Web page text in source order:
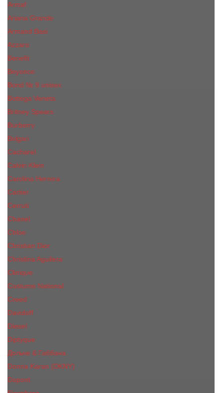
Armaf
Ariana Grande
Armand Basi
Azzaro
Benefit
Beyonce
Bond № 9 unisex
Bottega Veneta
Britney Spears
Burberry
Bvlgari
Cacharel
Calvin Klein
Carolina Herrera
Cartier
Cerruti
Сhanеl
Chloe
Christian Dior
Christina Aguilera
Сliniquе
Costume National
Creed
Davidoff
Diesel
Diptyque
Дольче & Габбана
Donna Karan (DKNY)
Dupont